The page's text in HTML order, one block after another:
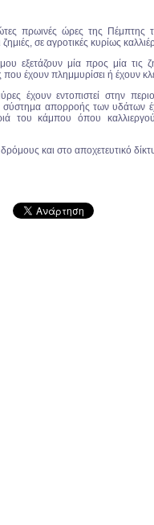
πρωινές ώρες της Πέμπτης
σε αγροτικές κυρίως
εξετάζουν μία προς μία τις
έχουν πλημμυρίσει ή έχουν
έχουν εντοπιστεί στην
απορροής των υδάτων
του κάμπου όπου
και στο αποχετευτικό